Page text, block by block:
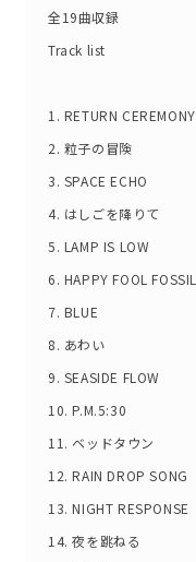
全19曲収録
Track list
1. RETURN CEREMONY
2. 粒子の冒険
3. SPACE ECHO
4. はしごを降りて
5. LAMP IS LOW
6. HAPPY FOOL FOSSIL
7. BLUE
8. あわい
9. SEASIDE FLOW
10. P.M.5:30
11. ベッドタウン
12. RAIN DROP SONG
13. NIGHT RESPONSE
14. 夜を跳ねる